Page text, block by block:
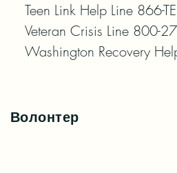
Teen Link Help Line 866-
Veteran Crisis Line 800-
Washington Recovery
Волонтер